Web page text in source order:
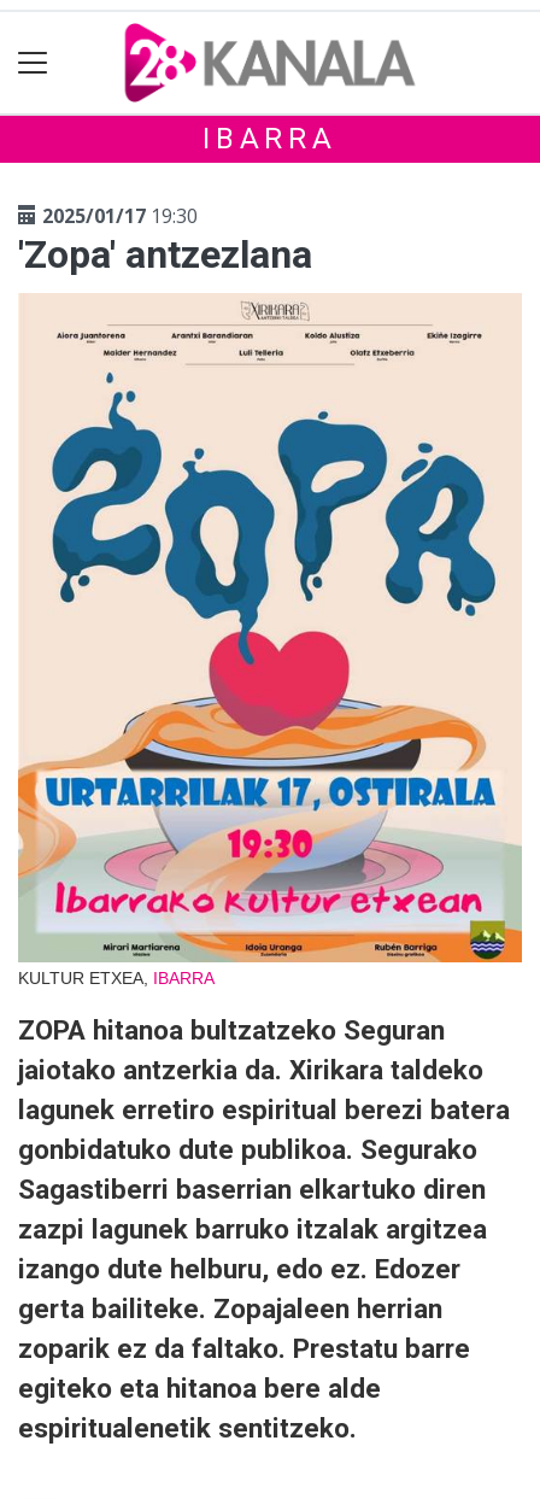
IBARRA
2025/01/17 19:30
'Zopa' antzezlana
KULTUR ETXEA, IBARRA
ZOPA hitanoa bultzatzeko Seguran
jaiotako antzerkia da. Xirikara taldeko
lagunek erretiro espiritual berezi batera
gonbidatuko dute publikoa. Segurako
Sagastiberri baserrian elkartuko diren
zazpi lagunek barruko itzalak argitzea
izango dute helburu, edo ez. Edozer
gerta bailiteke. Zopajaleen herrian
zoparik ez da faltako. Prestatu barre
egiteko eta hitanoa bere alde
espiritualenetik sentitzeko.